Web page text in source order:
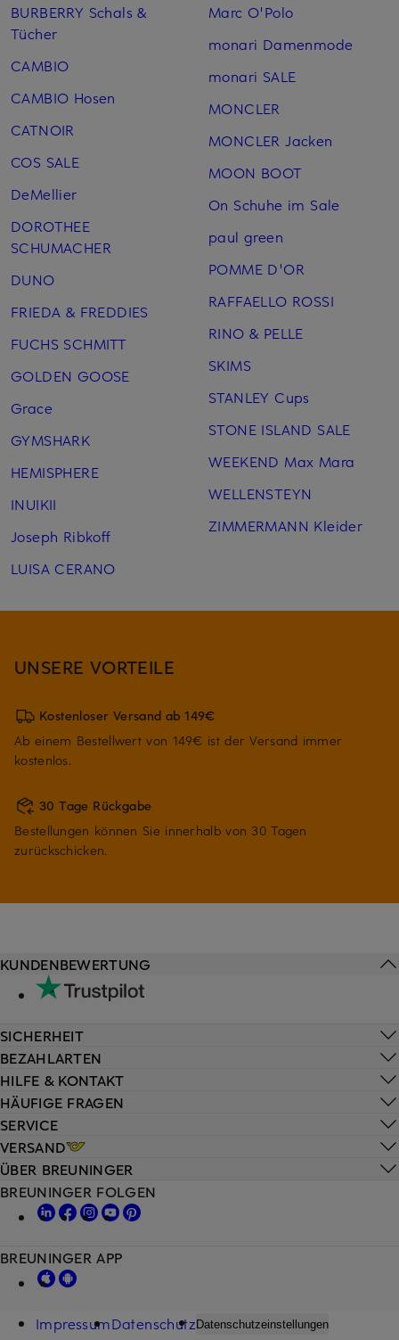
BURBERRY Schals &
Tücher
CAMBIO
CAMBIO Hosen
CATNOIR
COS SALE
DeMellier
DOROTHEE
SCHUMACHER
DUNO
FRIEDA & FREDDIES
FUCHS SCHMITT
GOLDEN GOOSE
Grace
GYMSHARK
HEMISPHERE
INUIKII
Joseph Ribkoff
LUISA CERANO
Marc O'Polo
monari Damenmode
monari SALE
MONCLER
MONCLER Jacken
MOON BOOT
On Schuhe im Sale
paul green
POMME D'OR
RAFFAELLO ROSSI
RINO & PELLE
SKIMS
STANLEY Cups
STONE ISLAND SALE
WEEKEND Max Mara
WELLENSTEYN
ZIMMERMANN Kleider
UNSERE VORTEILE
Kostenloser Versand ab 149€
Ab einem Bestellwert von 149€ ist der Versand immer
kostenlos.
30 Tage Rückgabe
Bestellungen können Sie innerhalb von 30 Tagen
zurückschicken.
HILFE & KONTAKT
HÄUFIGE FRAGEN
SERVICE
VERSAND
KUNDENBEWERTUNG
SICHERHEIT
BEZAHLARTEN
ÜBER BREUNINGER
BREUNINGER FOLGEN
BREUNINGER APP
ImpressumDatenschutzDatenschutzeinstellungen